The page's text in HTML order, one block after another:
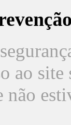
ao
não